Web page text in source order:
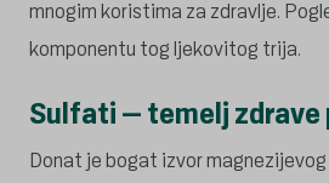
mnogim koristima za zdravlje.
komponentu tog ljekovitog trija.
Sulfati – temelj zdrave
Donat je bogat izvor